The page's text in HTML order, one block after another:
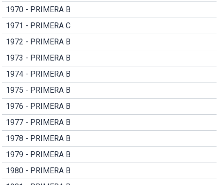
1970 - PRIMERA B
1971 - PRIMERA C
1972 - PRIMERA B
1973 - PRIMERA B
1974 - PRIMERA B
1975 - PRIMERA B
1976 - PRIMERA B
1977 - PRIMERA B
1978 - PRIMERA B
1979 - PRIMERA B
1980 - PRIMERA B